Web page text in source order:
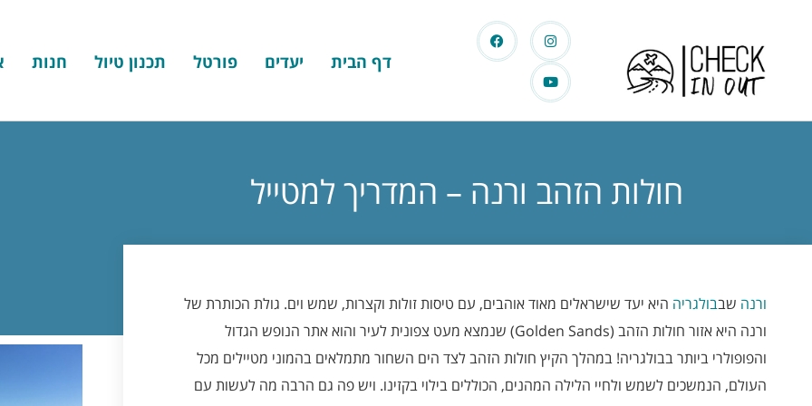
דף הבית יעדים פורטל תכנון טיול חנות
חולות הזהב ורנה – המדריך למטייל
ורנה שבבולגריה היא יעד שישראלים מאוד אוהבים, עם טיסות זולות וקצרות, שמש וים. גולת הכותרת של
ורנה היא אזור חולות הזהב (Golden Sands) שנמצא מעט צפונית לעיר והוא אתר הנופש הגדול
והפופולרי ביותר בבולגריה! במהלך הקיץ חולות הזהב לצד הים השחור מתמלאים בהמוני מטיילים מכל
העולם, הנמשכים לשמש ולחיי הלילה המהנים, הכוללים בילוי בקזינו. ויש פה גם הרבה מה לעשות עם